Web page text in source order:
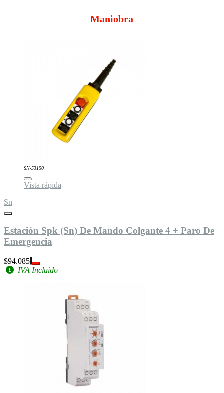
Maniobra
SN-53150
Vista rápida
Sn
Estación Spk (Sn) De Mando Colgante 4 + Paro De
Emergencia
$94.085
IVA Incluido